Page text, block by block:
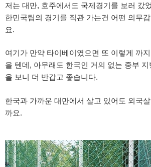
저는 대만, 호주에서도 국제경기를 보러 갔
한민국팀의 경기를 직관 가는건 어떤 의무
요.
여기가 만약 타이베이였으면 또 이렇게 까
을 텐데, 아무래도 한국인 거의 없는 중부
을 보니 더 반갑고 좋습니다.
한국과 가까운 대만에서 살고 있어도 외국
까요.